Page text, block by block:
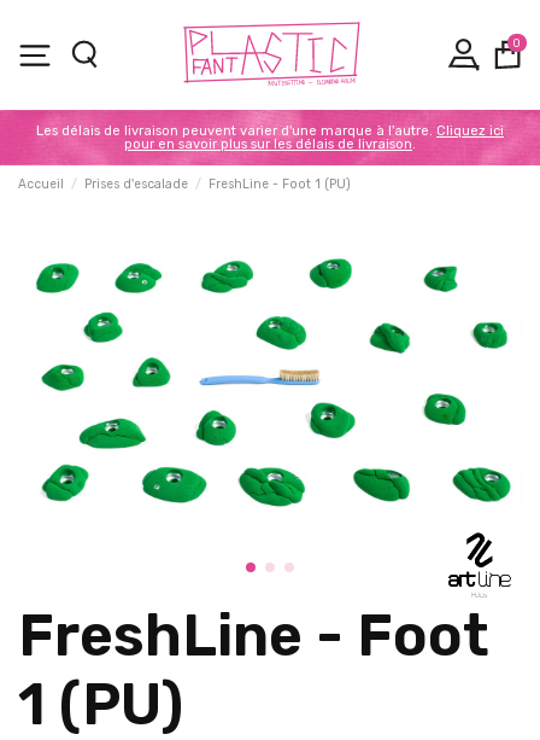
0
Les délais de livraison peuvent varier d'une marque à l'autre. Cliquez ici
pour en savoir plus sur les délais de livraison.
Accueil Prises d'escalade FreshLine - Foot 1 (PU)
FreshLine - Foot
1 (PU)